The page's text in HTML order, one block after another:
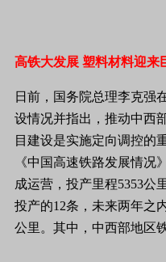
高铁大发展 塑料材料迎来
日前，国务院总理李克强
设情况并指出，推动中西
目建设是实施定向调控的
《中国高速铁路发展情况
成运营，投产里程5353公
投产的12条，未来两年之
公里。其中，中西部地区